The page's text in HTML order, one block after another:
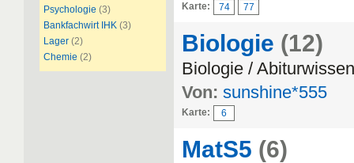
Psychologie (3)
Bankfachwirt IHK (3)
Lager (2)
Chemie (2)
Karte: 74 77
Biologie (12)
Biologie / Abiturwissen
Von: sunshine*555
Karte: 6
MatS5 (6)